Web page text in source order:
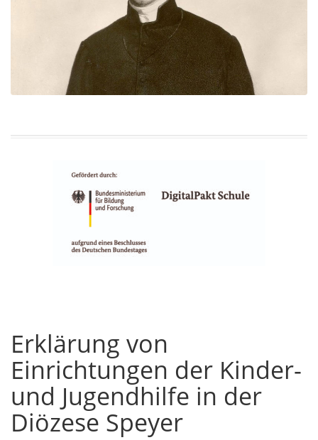
Erklärung von
Einrichtungen der Kinder-
und Jugendhilfe in der
Diözese Speyer